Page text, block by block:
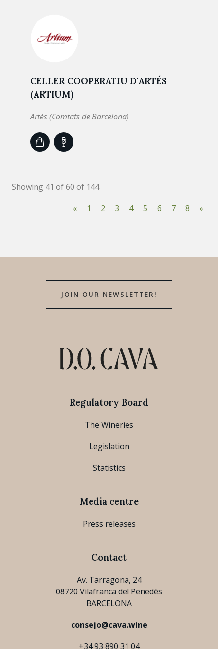
CELLER COOPERATIU D'ARTÉS
(ARTIUM)
Artés (Comtats de Barcelona)
Showing 41 of 60 of 144
«
1 2 3 4 5 6 7 8 »
JOIN OUR NEWSLETTER!
Regulatory Board
The Wineries
Legislation
Statistics
Media centre
Press releases
Contact
Av. Tarragona, 24
08720 Vilafranca del Penedès
BARCELONA
consejo@cava.wine
+34 93 890 31 04